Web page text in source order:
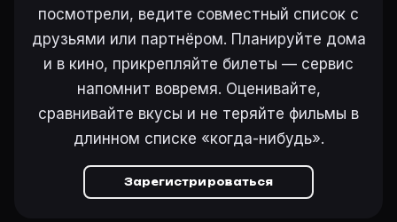
посмотрели, ведите совместный список с
друзьями или партнёром. Планируйте дома
и в кино, прикрепляйте билеты — сервис
напомнит вовремя. Оценивайте,
сравнивайте вкусы и не теряйте фильмы в
длинном списке «когда-нибудь».
Зарегистрироваться